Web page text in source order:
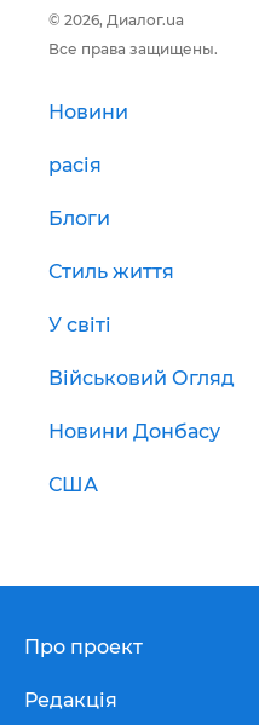
© 2026, Диалог.ua
Все права защищены.
Новини
расія
Блоги
Стиль життя
У світі
Військовий Огляд
Новини Донбасу
США
Про проект
Редакція